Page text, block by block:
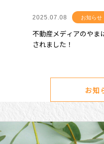
2025.07.08 お知らせ
不動産メディアのやま
されました！
お知